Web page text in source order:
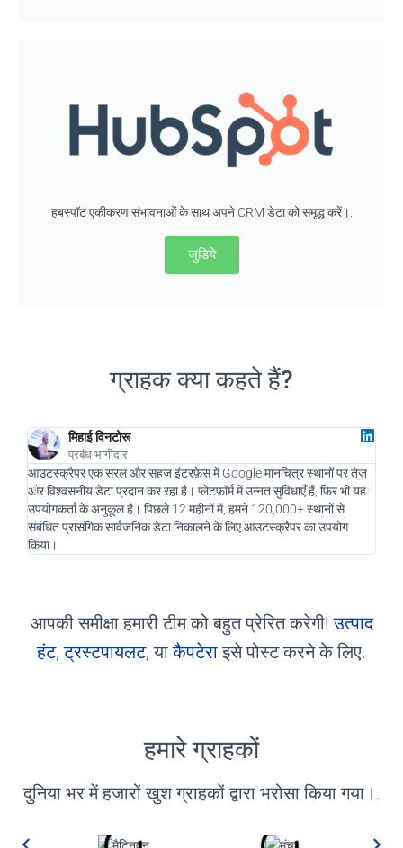
हबस्पॉट एकीकरण संभावनाओं के साथ अपने CRM डेटा को समृद्ध करें।.
जुडिये
ग्राहक क्या कहते हैं?
मिहाई विनटोरू
प्रबंध भागीदार
आउटस्क्रैपर एक सरल और सहज इंटरफ़ेस में Google मानचित्र स्थानों पर तेज़
और विश्वसनीय डेटा प्रदान कर रहा है। प्लेटफ़ॉर्म में उन्नत सुविधाएँ हैं, फिर भी यह
उपयोगकर्ता के अनुकूल है। पिछले 12 महीनों में, हमने 120,000+ स्थानों से
संबंधित प्रासंगिक सार्वजनिक डेटा निकालने के लिए आउटस्क्रैपर का उपयोग
किया।
आपकी समीक्षा हमारी टीम को बहुत प्रेरित करेगी!उत्पाद
हंट,ट्रस्टपायलट, याकैपटेराइसे पोस्ट करने के लिए.
हमारे ग्राहकों
दुनिया भर में हजारों खुश ग्राहकों द्वारा भरोसा किया गया।.